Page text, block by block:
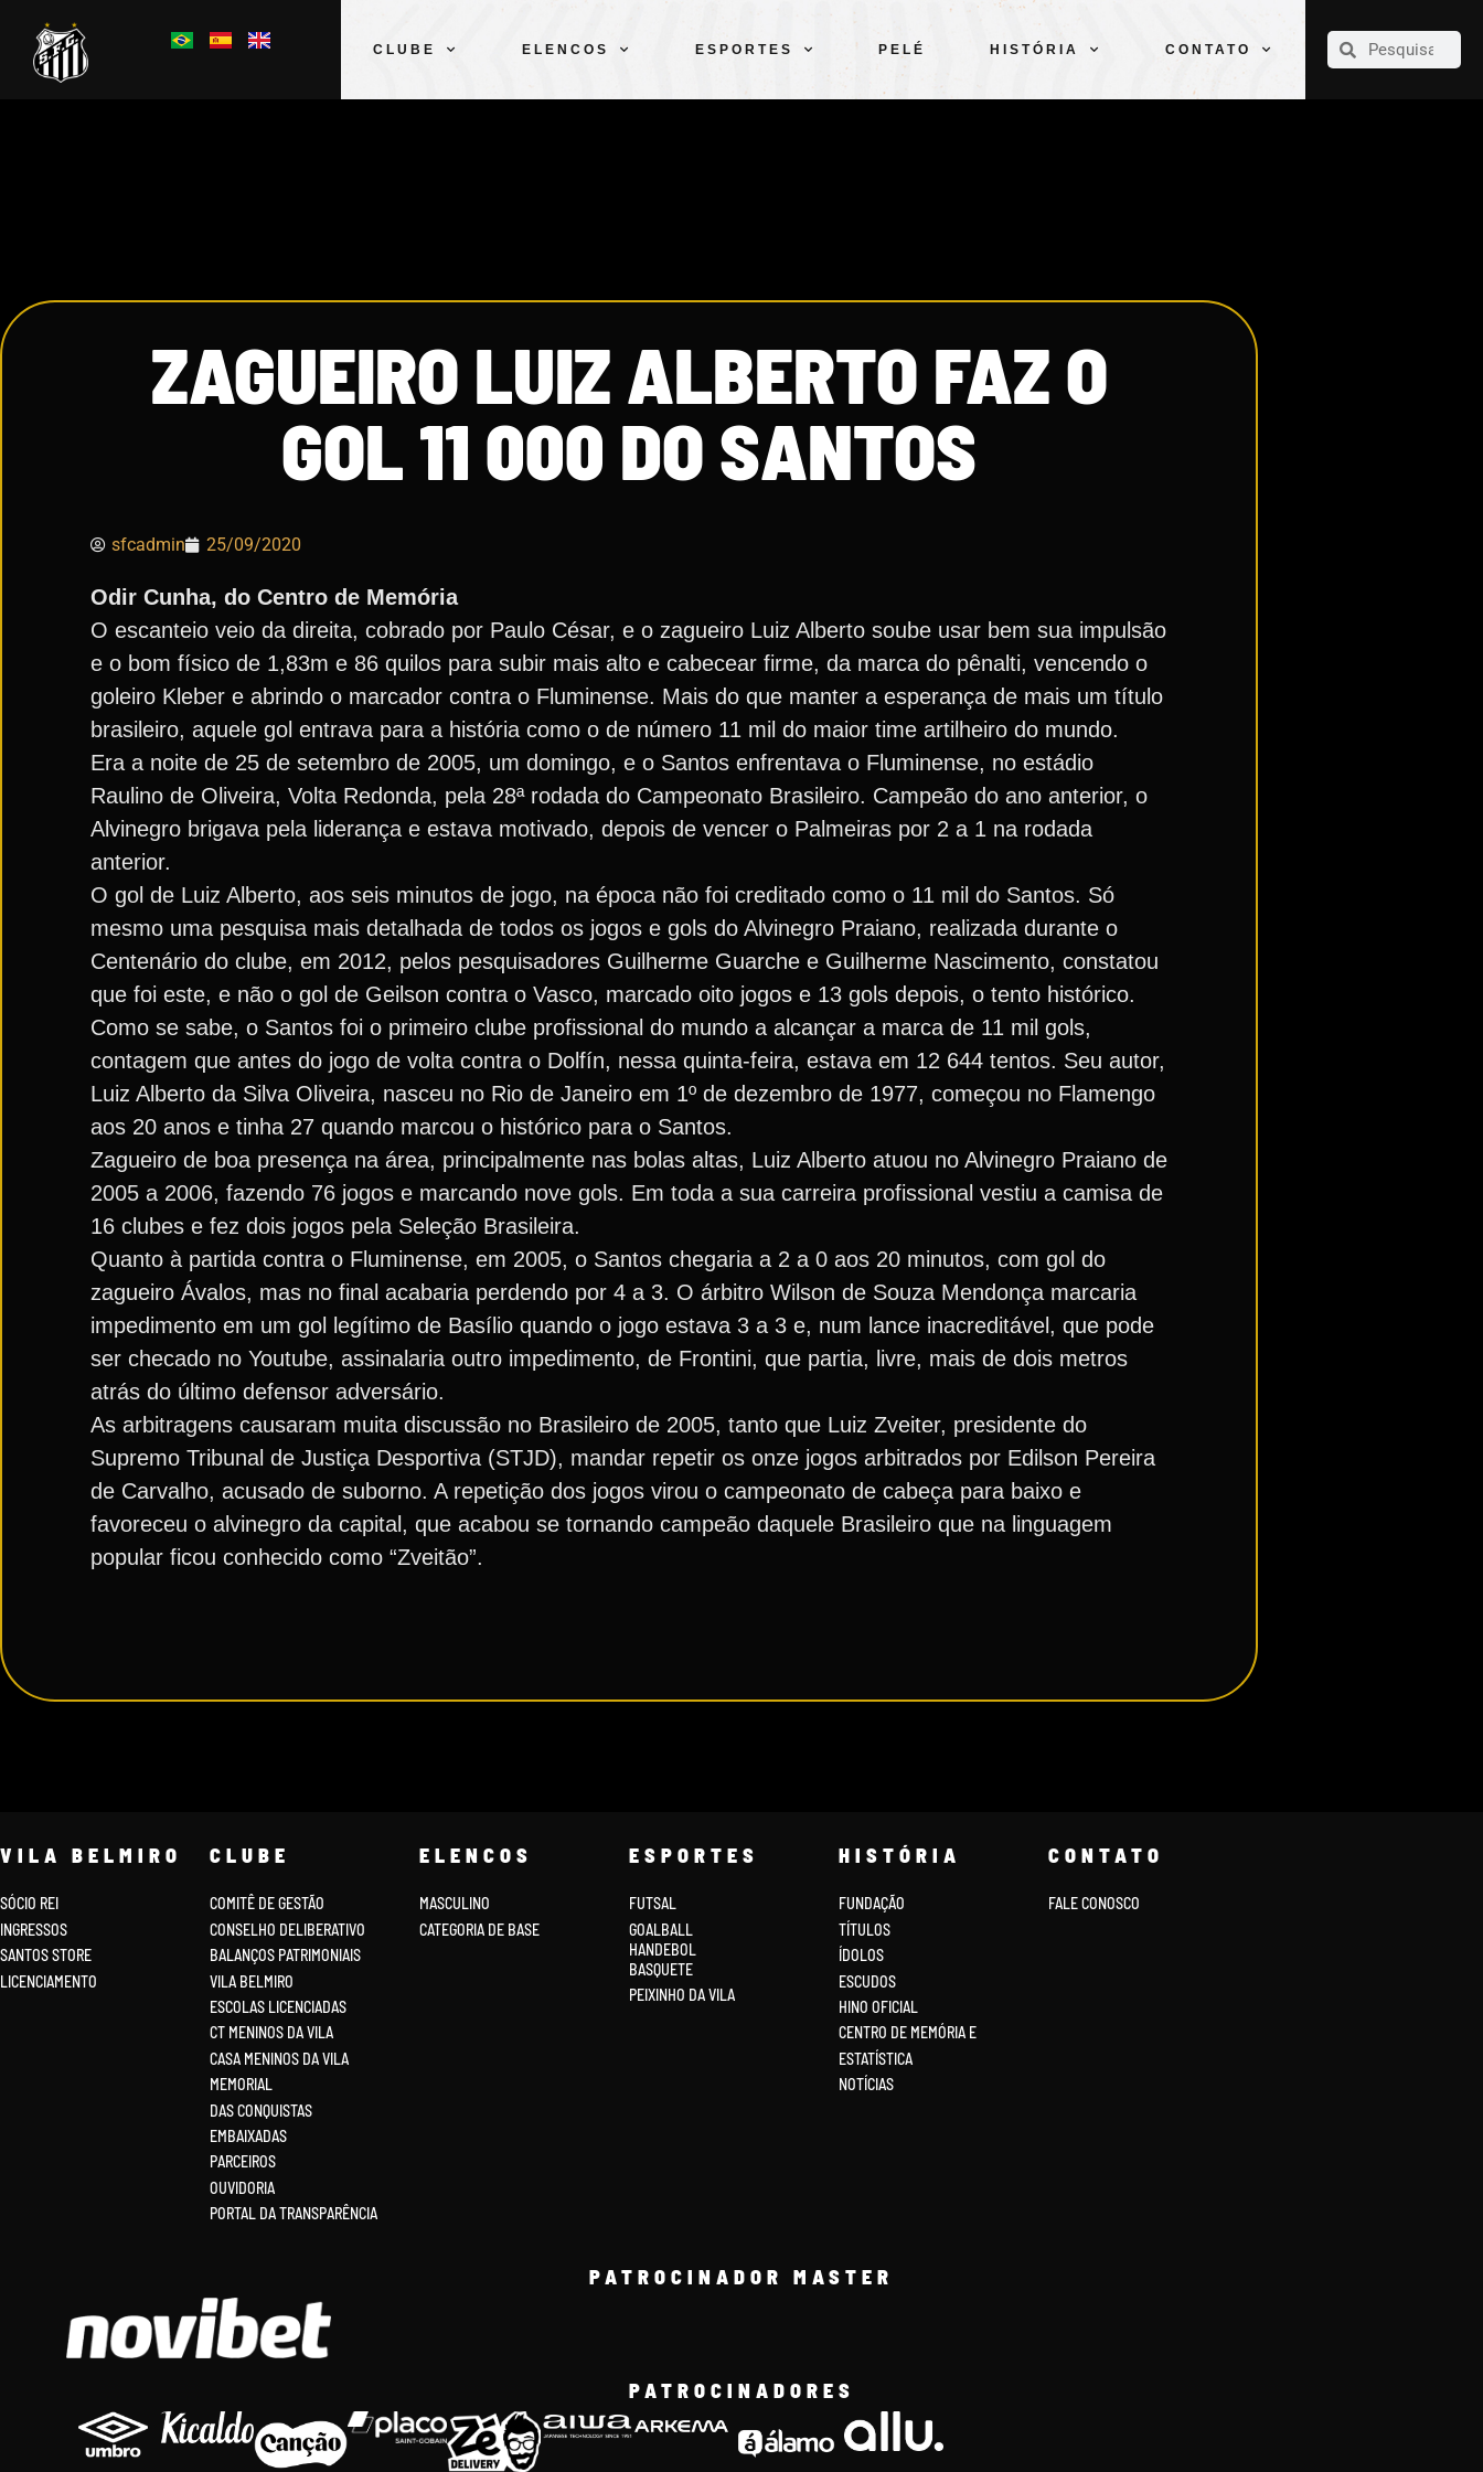
CLUBE ELENCOS ESPORTES PELÉ HISTÓRIA CONTATO
CLUBE
ZAGUEIRO LUIZ ALBERTO FAZ O
GOL 11 000 DO SANTOS
sfcadmin 25/09/2020
Odir Cunha, do Centro de Memória
O escanteio veio da direita, cobrado por Paulo César, e o zagueiro Luiz Alberto soube usar bem sua impulsão
e o bom físico de 1,83m e 86 quilos para subir mais alto e cabecear firme, da marca do pênalti, vencendo o
goleiro Kleber e abrindo o marcador contra o Fluminense. Mais do que manter a esperança de mais um título
brasileiro, aquele gol entrava para a história como o de número 11 mil do maior time artilheiro do mundo.
Era a noite de 25 de setembro de 2005, um domingo, e o Santos enfrentava o Fluminense, no estádio
Raulino de Oliveira, Volta Redonda, pela 28ª rodada do Campeonato Brasileiro. Campeão do ano anterior, o
Alvinegro brigava pela liderança e estava motivado, depois de vencer o Palmeiras por 2 a 1 na rodada
anterior.
O gol de Luiz Alberto, aos seis minutos de jogo, na época não foi creditado como o 11 mil do Santos. Só
mesmo uma pesquisa mais detalhada de todos os jogos e gols do Alvinegro Praiano, realizada durante o
Centenário do clube, em 2012, pelos pesquisadores Guilherme Guarche e Guilherme Nascimento, constatou
que foi este, e não o gol de Geilson contra o Vasco, marcado oito jogos e 13 gols depois, o tento histórico.
Como se sabe, o Santos foi o primeiro clube profissional do mundo a alcançar a marca de 11 mil gols,
contagem que antes do jogo de volta contra o Dolfín, nessa quinta-feira, estava em 12 644 tentos. Seu autor,
Luiz Alberto da Silva Oliveira, nasceu no Rio de Janeiro em 1º de dezembro de 1977, começou no Flamengo
aos 20 anos e tinha 27 quando marcou o histórico para o Santos.
Zagueiro de boa presença na área, principalmente nas bolas altas, Luiz Alberto atuou no Alvinegro Praiano de
2005 a 2006, fazendo 76 jogos e marcando nove gols. Em toda a sua carreira profissional vestiu a camisa de
16 clubes e fez dois jogos pela Seleção Brasileira.
Quanto à partida contra o Fluminense, em 2005, o Santos chegaria a 2 a 0 aos 20 minutos, com gol do
zagueiro Ávalos, mas no final acabaria perdendo por 4 a 3. O árbitro Wilson de Souza Mendonça marcaria
impedimento em um gol legítimo de Basílio quando o jogo estava 3 a 3 e, num lance inacreditável, que pode
ser checado no Youtube, assinalaria outro impedimento, de Frontini, que partia, livre, mais de dois metros
atrás do último defensor adversário.
As arbitragens causaram muita discussão no Brasileiro de 2005, tanto que Luiz Zveiter, presidente do
Supremo Tribunal de Justiça Desportiva (STJD), mandar repetir os onze jogos arbitrados por Edilson Pereira
de Carvalho, acusado de suborno. A repetição dos jogos virou o campeonato de cabeça para baixo e
favoreceu o alvinegro da capital, que acabou se tornando campeão daquele Brasileiro que na linguagem
popular ficou conhecido como “Zveitão”.
VILA BELMIRO
SÓCIO REI
INGRESSOS
SANTOS STORE
LICENCIAMENTO
CLUBE
COMITÊ DE GESTÃO
CONSELHO DELIBERATIVO
BALANÇOS PATRIMONIAIS
VILA BELMIRO
ESCOLAS LICENCIADAS
CT MENINOS DA VILA
CASA MENINOS DA VILA
MEMORIAL
DAS CONQUISTAS
EMBAIXADAS
PARCEIROS
OUVIDORIA
PORTAL DA TRANSPARÊNCIA
ELENCOS
MASCULINO
CATEGORIA DE BASE
ESPORTES
FUTSAL
GOALBALL
HANDEBOL
BASQUETE
PEIXINHO DA VILA
HISTÓRIA
FUNDAÇÃO
TÍTULOS
ÍDOLOS
ESCUDOS
HINO OFICIAL
CENTRO DE MEMÓRIA E
ESTATÍSTICA
NOTÍCIAS
CONTATO
FALE CONOSCO
PATROCINADOR MASTER
PATROCINADORES